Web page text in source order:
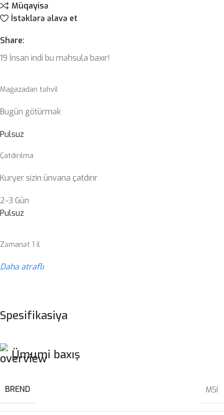
Müqayisə
İstəklərə əlavə et
Share:
19 İnsan indi bu məhsula baxır!
Mağazadan təhvil
Bugün götürmək
Pulsuz
Çatdırılma
Kuryer sizin ünvana çatdırır
2-3 Gün
Pulsuz
Zəmanət 1 il
Daha ətraflı
Spesifikasiya
Ümumi baxış
BREND MSI